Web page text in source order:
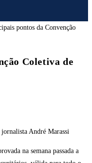
Coletiva de
André Marassi
na semana passada a